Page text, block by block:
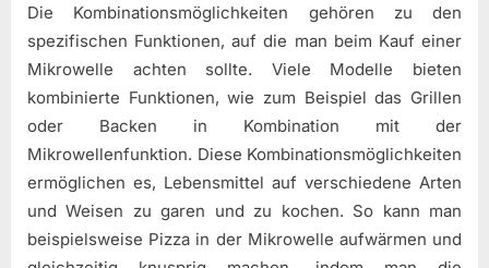
Die Kombinationsmöglichkeiten gehören zu den
spezifischen Funktionen, auf die man beim Kauf einer
Mikrowelle achten sollte. Viele Modelle bieten
kombinierte Funktionen, wie zum Beispiel das Grillen
oder Backen in Kombination mit der
Mikrowellenfunktion. Diese Kombinationsmöglichkeiten
ermöglichen es, Lebensmittel auf verschiedene Arten
und Weisen zu garen und zu kochen. So kann man
beispielsweise Pizza in der Mikrowelle aufwärmen und